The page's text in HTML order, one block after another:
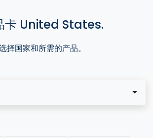
卡 United States.
择国家和所需的产品。